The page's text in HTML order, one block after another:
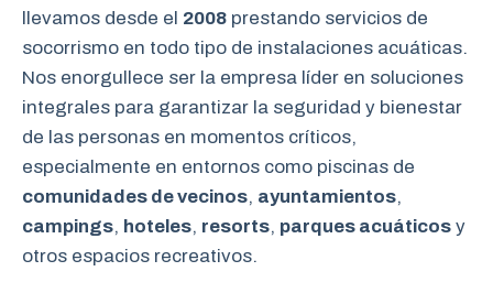
llevamos desde el 2008 prestando servicios de
socorrismo en todo tipo de instalaciones acuáticas.
Nos enorgullece ser la empresa líder en soluciones
integrales para garantizar la seguridad y bienestar
de las personas en momentos críticos,
especialmente en entornos como piscinas de
comunidades de vecinos, ayuntamientos,
campings, hoteles, resorts, parques acuáticos y
otros espacios recreativos.